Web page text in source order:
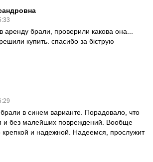
аренду брали, проверили какова она...
купить. спасибо за біструю
в синем варианте. Порадовало, что
и без малейших повреждений. Вообще
крепкой и надежной. Надеемся, прослужит